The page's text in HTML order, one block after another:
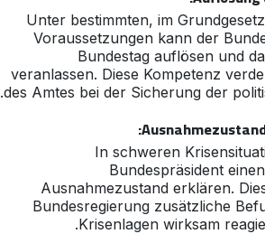
Unter bestimmten, im
Voraussetzungen kann der
Bundestag auflösen und
veranlassen. Diese Kompetenz
des Amtes bei der Sicherung der
In schweren
Bundespräsident
Ausnahmezustand erklären.
Bundesregierung zusätzliche
Krisenlagen wirksam